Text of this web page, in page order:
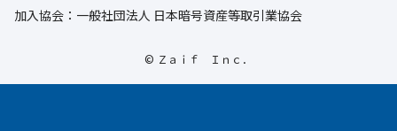
加入協会：一般社団法人 日本暗号資産等取引業協会
© Ｚａｉｆ Ｉｎｃ．